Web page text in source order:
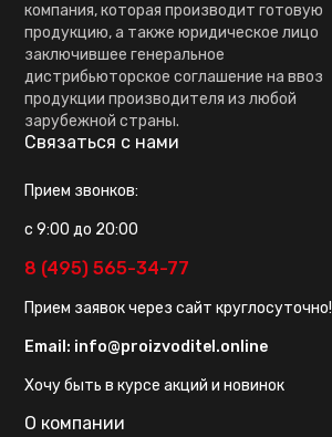
компания, которая производит готовую
продукцию, а также юридическое лицо
заключившее генеральное
дистрибьюторское соглашение на ввоз
продукции производителя из любой
зарубежной страны.
Связаться с нами
Прием звонков:
с 9:00 до 20:00
8 (495) 565-34-77
Прием заявок через сайт круглосуточно!
Email: info@proizvoditel.online
Хочу быть в курсе акций и новинок
О компании